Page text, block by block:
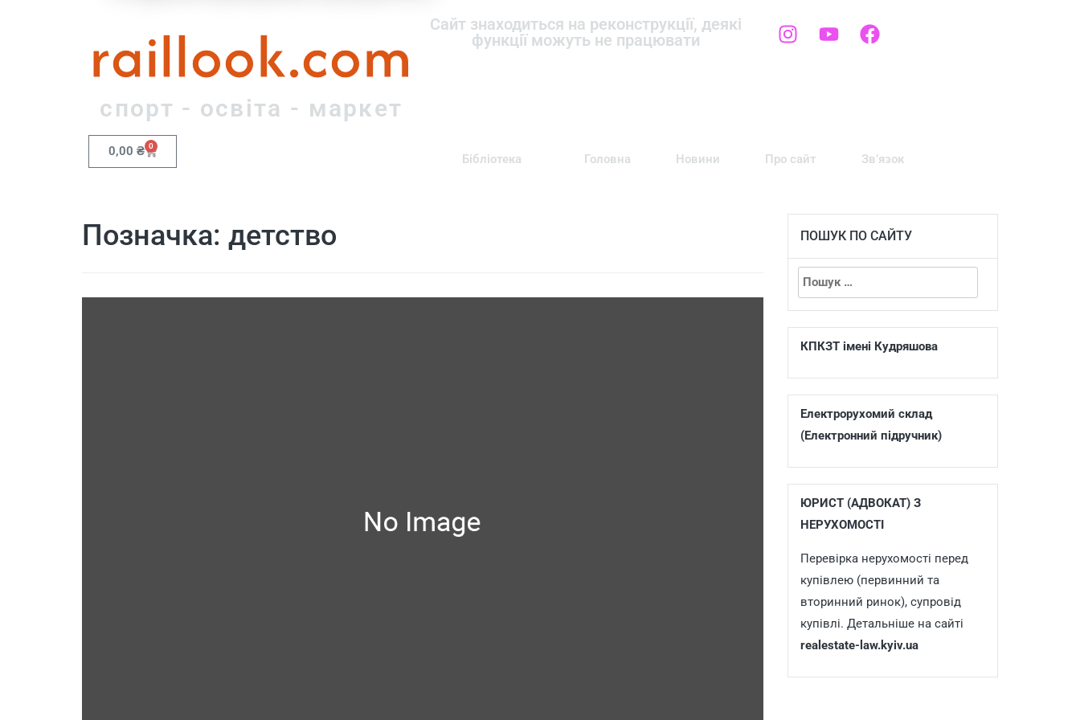
raillook.com
спорт - освіта - маркет
Сайт знаходиться на реконструкції, деякі
функції можуть не працювати
0,00 ₴ 0
Бібліотека Головна Новини Про сайт Зв’язок
Позначка: детство ПОШУК ПО САЙТУ
КПКЗТ імені Кудряшова
Електрорухомий склад
(Електронний підручник)
ЮРИСТ (АДВОКАТ) З
НЕРУХОМОСТІ
Перевірка нерухомості перед
купівлею (первинний та
вторинний ринок), супровід
купівлі. Детальніше на сайті
realestate-law.kyiv.ua